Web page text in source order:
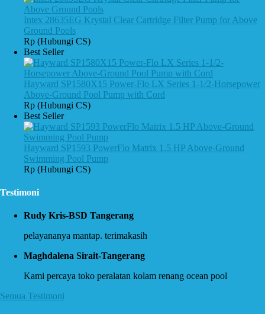
Intex 28635EG Krystal Clear Cartridge Filter Pump for Above
Ground Pools
Rp (Hubungi CS)
Best Seller
Hayward SP1580X15 Power-Flo LX Series 1-1/2-Horsepower
Above-Ground Pool Pump with Cord
Rp (Hubungi CS)
Best Seller
Hayward SP1593 PowerFlo Matrix 1.5 HP Above-Ground
Swimming Pool Pump
Rp (Hubungi CS)
Testimoni
Rudy Kris-BSD Tangerang
pelayananya mantap. terimakasih
Maghdalena Sirait-Tangerang
Kami percaya toko peralatan kolam renang ocean pool
Semua Testimoni